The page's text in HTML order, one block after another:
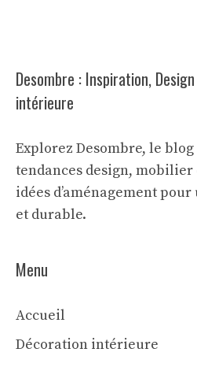
Desombre : Inspiration,
intérieure
Explorez Desombre, le
tendances design,
idées d’aménagement
et durable.
Menu
Accueil
Décoration intérieure